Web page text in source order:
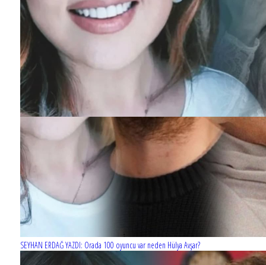
SEYHAN ERDAĞ YAZDI: Orada 100 oyuncu var neden Hülya Avşar?